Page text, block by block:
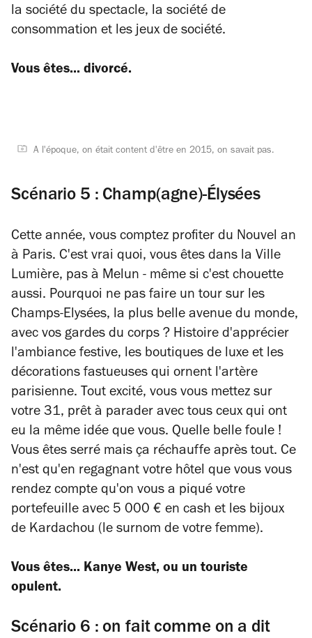
la société du spectacle, la société de
consommation et les jeux de société.
Vous êtes... divorcé.
A l'époque, on était content d'être en 2015, on savait pas.
Scénario 5 : Champ(agne)-Élysées
Cette année, vous comptez profiter du Nouvel an
à Paris. C'est vrai quoi, vous êtes dans la Ville
Lumière, pas à Melun - même si c'est chouette
aussi. Pourquoi ne pas faire un tour sur les
Champs-Elysées, la plus belle avenue du monde,
avec vos gardes du corps ? Histoire d'apprécier
l'ambiance festive, les boutiques de luxe et les
décorations fastueuses qui ornent l'artère
parisienne. Tout excité, vous vous mettez sur
votre 31, prêt à parader avec tous ceux qui ont
eu la même idée que vous. Quelle belle foule !
Vous êtes serré mais ça réchauffe après tout. Ce
n'est qu'en regagnant votre hôtel que vous vous
rendez compte qu'on vous a piqué votre
portefeuille avec 5 000 € en cash et les bijoux
de Kardachou (le surnom de votre femme).
Vous êtes... Kanye West, ou un touriste
opulent.
Scénario 6 : on fait comme on a dit